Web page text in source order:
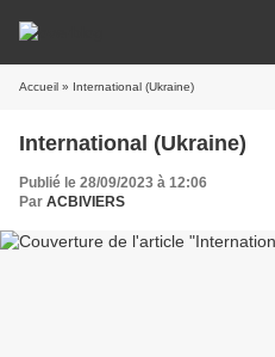
Accueil » International (Ukraine)
International (Ukraine)
Publié le 28/09/2023 à 12:06
Par ACBIVIERS